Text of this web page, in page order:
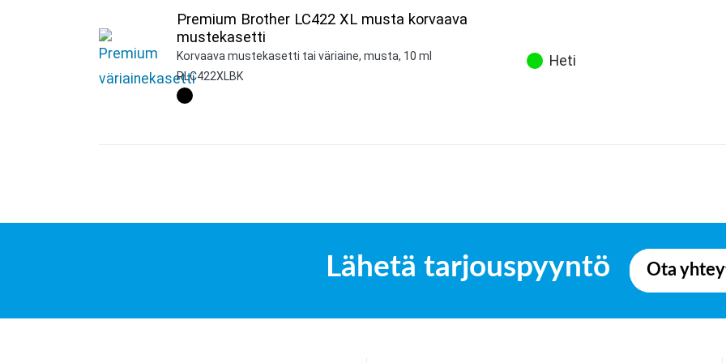
Premium Brother LC422 XL musta korvaava
mustekasetti
Korvaava mustekasetti tai väriaine, musta, 10 ml
RLC422XLBK
Heti
Lähetä tarjouspyyntö Ota